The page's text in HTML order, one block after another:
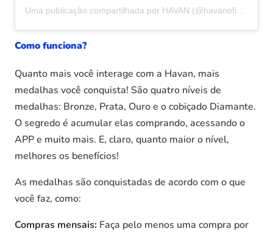
Como funciona?
Quanto mais você interage com a Havan, mais
medalhas você conquista! São quatro níveis de
medalhas: Bronze, Prata, Ouro e o cobiçado Diamante.
O segredo é acumular elas comprando, acessando o
APP e muito mais. E, claro, quanto maior o nível,
melhores os benefícios!
As medalhas são conquistadas de acordo com o que
você faz, como:
Compras mensais: Faça pelo menos uma compra por